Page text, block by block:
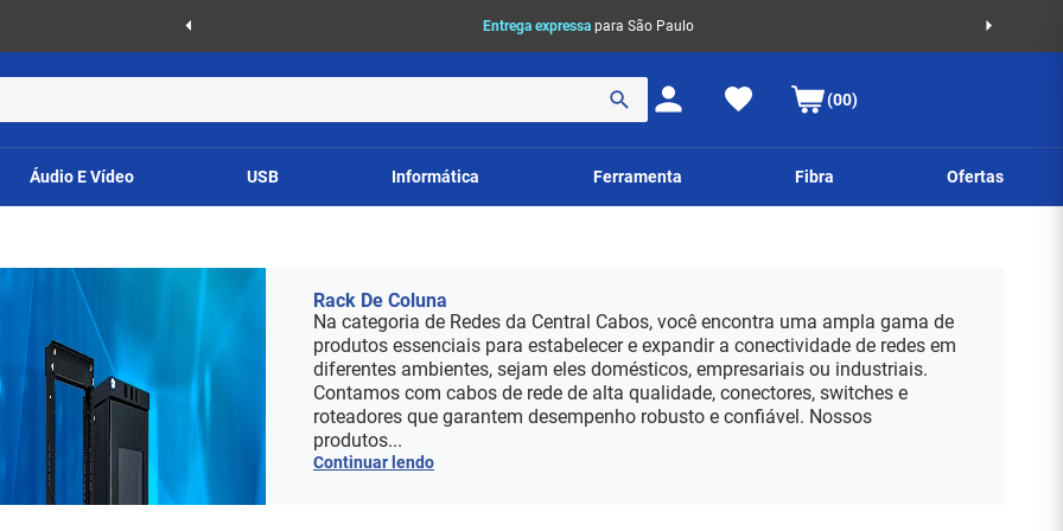
Entrega expressa para São Paulo
(00)
Áudio E Vídeo USB Informática Ferramenta Fibra Ofertas
Rack De Coluna
Na categoria de Redes da Central Cabos, você encontra uma ampla gama de
produtos essenciais para estabelecer e expandir a conectividade de redes em
diferentes ambientes, sejam eles domésticos, empresariais ou industriais.
Contamos com cabos de rede de alta qualidade, conectores, switches e
roteadores que garantem desempenho robusto e confiável. Nossos
produtos...
Continuar lendo